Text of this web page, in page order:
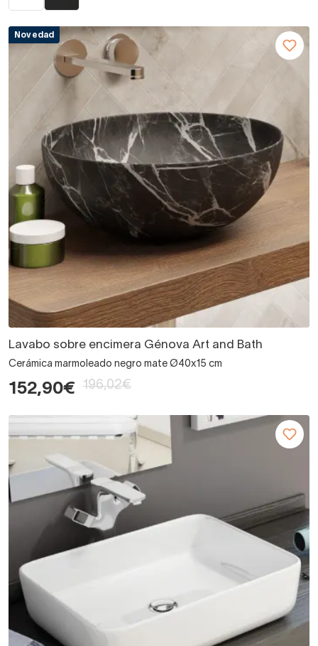
Novedad
Lavabo sobre encimera Génova Art and Bath
Cerámica marmoleado negro mate Ø40x15 cm
152,90€ 196,02€